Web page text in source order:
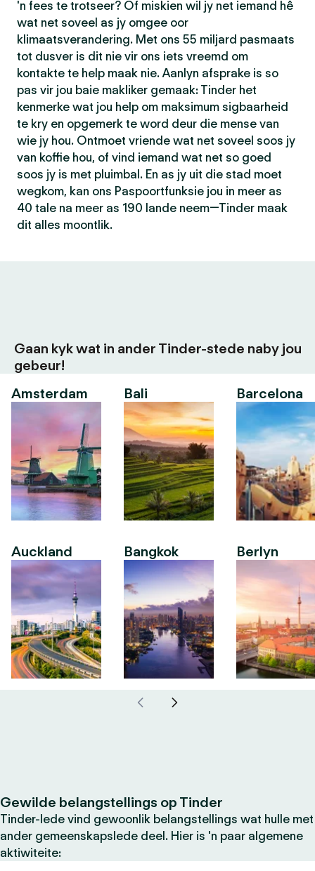
'n fees te trotseer? Of miskien wil jy net iemand hê
wat net soveel as jy omgee oor
klimaatsverandering. Met ons 55 miljard pasmaats
tot dusver is dit nie vir ons iets vreemd om
kontakte te help maak nie. Aanlyn afsprake is so
pas vir jou baie makliker gemaak: Tinder het
kenmerke wat jou help om maksimum sigbaarheid
te kry en opgemerk te word deur die mense van
wie jy hou. Ontmoet vriende wat net soveel soos jy
van koffie hou, of vind iemand wat net so goed
soos jy is met pluimbal. En as jy uit die stad moet
wegkom, kan ons Paspoortfunksie jou in meer as
40 tale na meer as 190 lande neem—Tinder maak
dit alles moontlik.
Gaan kyk wat in ander Tinder-stede naby jou
gebeur!
Amsterdam
Auckland
Bali
Bangkok
Barcelona
Berlyn
Gewilde belangstellings op Tinder
Tinder-lede vind gewoonlik belangstellings wat hulle met
ander gemeenskapslede deel. Hier is 'n paar algemene
aktiwiteite: